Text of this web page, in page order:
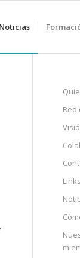
Noticias